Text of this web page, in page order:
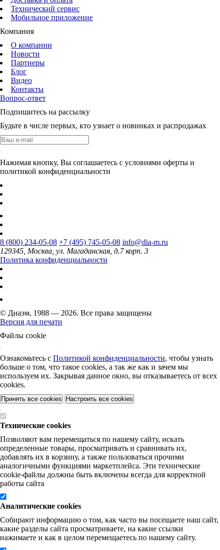
Технический сервис
Мобильное приложение
Компания
О компании
Новости
Партнеры
Блог
Видео
Контакты
Вопрос-ответ
Подпишитесь на рассылку
Будьте в числе первых, кто узнает о новинках и распродажах
Нажимая кнопку, Вы соглашаетесь с условиями оферты и
политикой конфиденциальности
8 (800) 234-05-08 +7 (495) 745-05-08 info@dia-m.ru
129345, Москва, ул. Магаданская, д.7 корп. 3
Политика конфиденциальности
© Диаэм, 1988 — 2026. Все права защищены
Версия для печати
Файлы cookie
Ознакомьтесь с Политикой конфиденциальности, чтобы узнать
больше о том, что такое cookies, а так же как и зачем мы
используем их. Закрывая данное окно, вы отказываетесь от всех
cookies.
Принять все cookies Настроить все cookies
Технические cookies
Позволяют вам перемещаться по нашему сайту, искать
определенные товары, просматривать и сравнивать их,
добавлять их в корзину, а также пользоваться прочими
аналогичными функциями маркетплейса. Эти технические
cookie-файлы должны быть включены всегда для корректной
работы сайта
Аналитические cookies
Собирают информацию о том, как часто вы посещаете наш сайт,
какие разделы сайта просматриваете, на какие ссылки
нажимаете и как в целом перемещаетесь по нашему сайту.